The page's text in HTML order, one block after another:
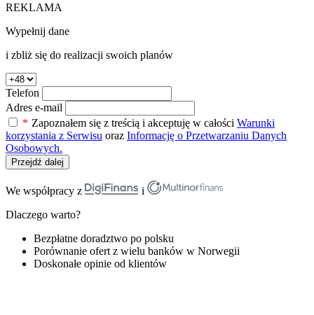
REKLAMA
Wypełnij dane
i zbliż się do realizacji swoich planów
Telefon
Adres e-mail
* Zapoznałem się z treścią i akceptuję w całości Warunki
korzystania z Serwisu oraz Informację o Przetwarzaniu Danych
Osobowych.
Przejdź dalej
We współpracy z
i
Dlaczego warto?
Bezpłatne doradztwo po polsku
Porównanie ofert z wielu banków w Norwegii
Doskonałe opinie od klientów